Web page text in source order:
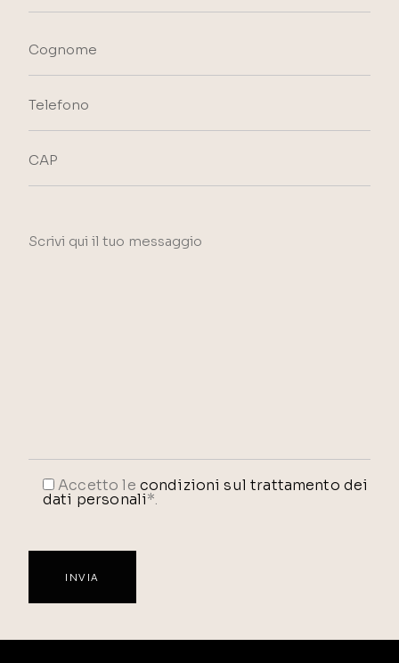
Accetto le condizioni sul trattamento dei
dati personali*.